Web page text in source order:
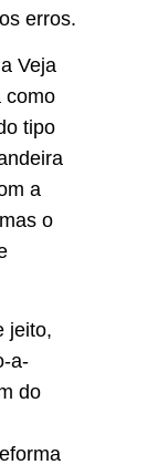
erros.
Veja
como
tipo
a
o
jeito,
a-
do